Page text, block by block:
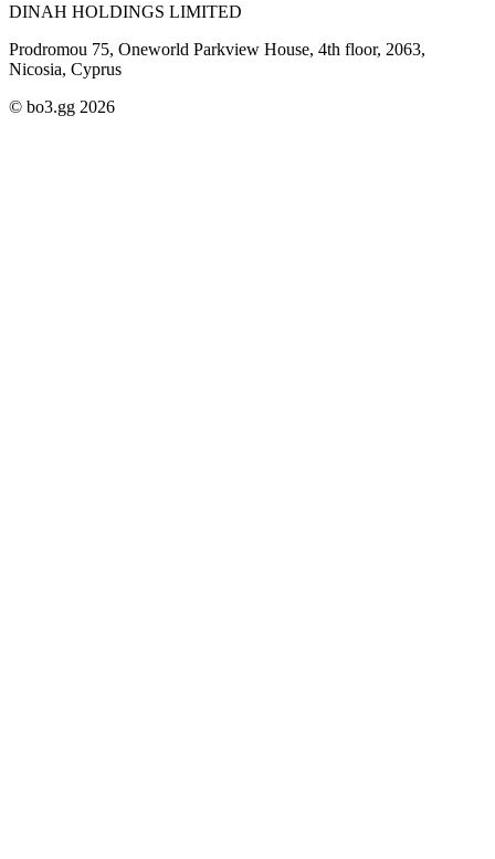
DINAH HOLDINGS LIMITED
Prodromou 75, Oneworld Parkview House, 4th floor, 2063,
Nicosia, Cyprus
© bo3.gg 2026